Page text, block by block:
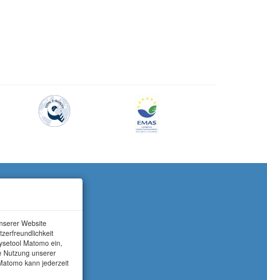
Website
Matomo ein,
Nutzung unserer
kann jederzeit